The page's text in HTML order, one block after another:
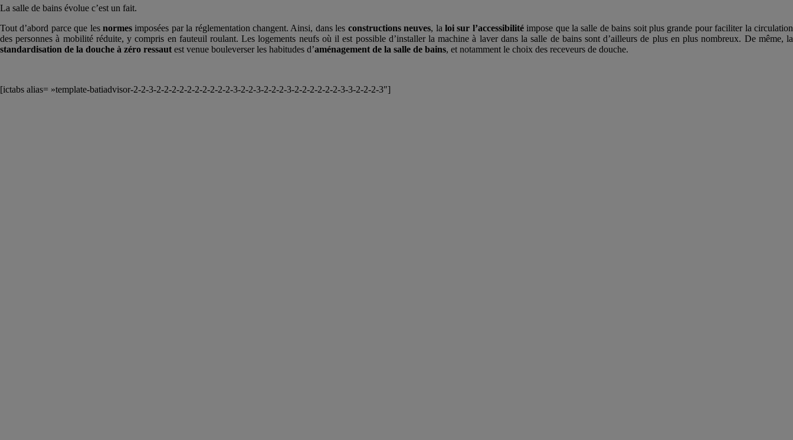
La salle de bains évolue c’est un fait.
Tout d’abord parce que lesnormes imposées par la réglementation changent. Ainsi, dans les constructions neuves, la loi sur l’accessibilité impose que la salle de bains soit plus grande pour faciliter la circulation
des personnes à mobilité réduite, y compris en fauteuil roulant. Les logements neufs où il est possible d’installer la machine à laver dans la salle de bains sont d’ailleurs de plus en plus nombreux. De même, la
standardisation de la douche à zéro ressaut est venue bouleverser les habitudes d’aménagement de la salle de bains, et notamment le choix des receveurs de douche.
[ictabs alias= »template-batiadvisor-2-2-3-2-2-2-2-2-2-2-2-2-2-3-2-2-3-2-2-2-3-2-2-2-2-2-2-3-3-2-2-2-3″]